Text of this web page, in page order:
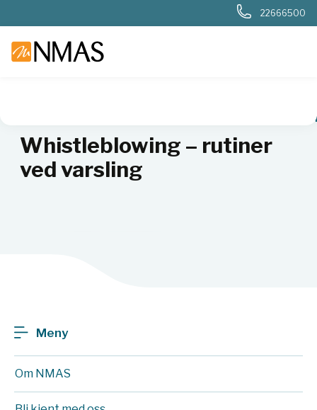
22666500
Whistleblowing –
Whistleblowing – rutiner
ved varsling
Meny
Om NMAS